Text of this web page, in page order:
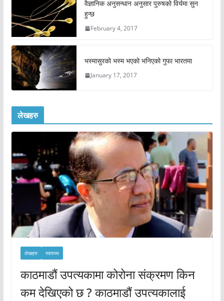
वैज्ञानिक अनुसन्धान अनुसार पुरुषको विर्यमा सुन
हुन्छ
February 4, 2017
भस्मासुरको भस्म भएको भनिएको गुफा भारतमा
January 17, 2017
लेखहरु
लेखहरु स्वास्थ्य
काठमाडौं उपत्यकामा कोरोना संक्रमण किन
कम देखिएको छ ? काठमाडौं उपत्यकालाई